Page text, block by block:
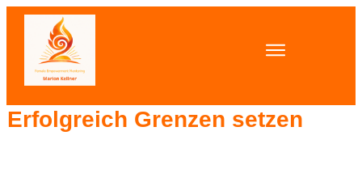
Erfolgreich Grenzen setzen